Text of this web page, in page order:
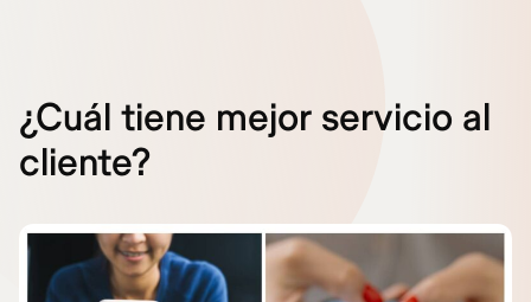
¿Cuál tiene mejor servicio al
cliente?